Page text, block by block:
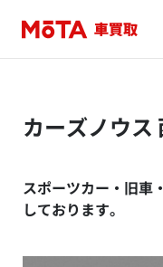
カーズノウス
スポーツカー・旧車
しております。